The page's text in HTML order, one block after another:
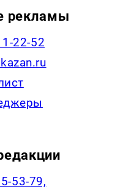
рекламы
22-52
53-79,